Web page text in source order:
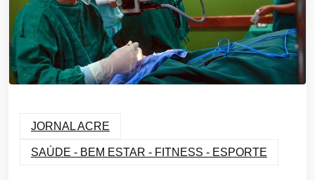
JORNAL ACRE
SAÚDE - BEM ESTAR - FITNESS - ESPORTE